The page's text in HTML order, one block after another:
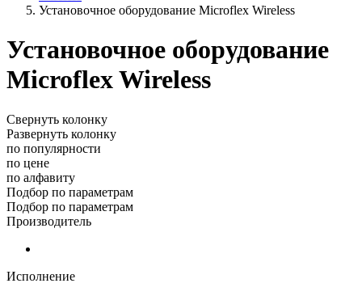
Установочное оборудование Microflex Wireless
Установочное оборудование
Microflex Wireless
Свернуть колонку
Развернуть колонку
по популярности
по цене
по алфавиту
Подбор по параметрам
Подбор по параметрам
Производитель
Исполнение